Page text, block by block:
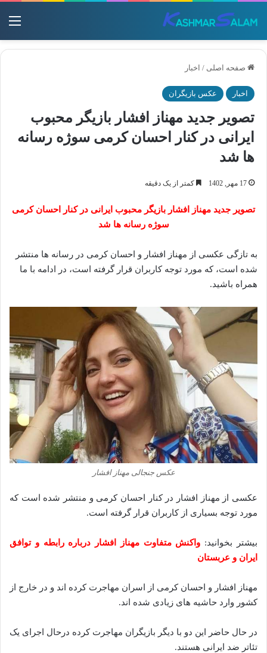
صفحه اصلی / اخبار
اخبار عکس بازیگران
تصویر جدید مهناز افشار بازیگر محبوب
ایرانی در کنار احسان کرمی سوژه رسانه
ها شد
17 مهر, 1402 کمتر از یک دقیقه
تصویر جدید مهناز افشار بازیگر محبوب ایرانی در کنار احسان کرمی
سوژه رسانه ها شد
به تازگی عکسی از مهناز افشار و احسان کرمی در رسانه ها منتشر
شده است، که مورد توجه کاربران قرار گرفته است، در ادامه با ما
همراه باشید.
عکس جنجالی ‌مهناز افشار
عکسی از ‌مهناز افشار در کنار احسان کرمی و منتشر شده‌‌‌‌‌ است که
مورد توجه بسیاری از کاربران قرار گرفته‌‌‌‌‌ است.
بیشتر بخوانید: واکنش متفاوت مهناز افشار درباره رابطه و توافق
ایران و عربستان
‌مهناز افشار و احسان کرمی از اسران مهاجرت کرده اند و در خارج از
کشور وارد حاشیه های زیادی شده‌‌‌‌‌ اند.
در حال حاضر این دو با دیگر بازیگران مهاجرت کرده درحال اجرای یک
تئاتر ضد ایرانی هستند.